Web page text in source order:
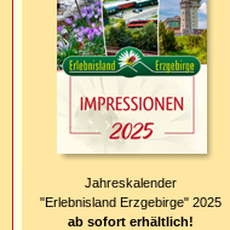
Jahreskalender
"Erlebnisland Erzgebirge" 2025
ab sofort erhältlich!